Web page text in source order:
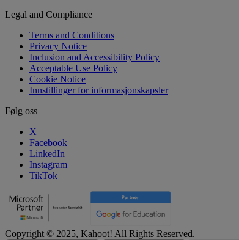
Legal and Compliance
Terms and Conditions
Privacy Notice
Inclusion and Accessibility Policy
Acceptable Use Policy
Cookie Notice
Innstillinger for informasjonskapsler
Følg oss
X
Facebook
LinkedIn
Instagram
TikTok
Copyright © 2025, Kahoot! All Rights Reserved.